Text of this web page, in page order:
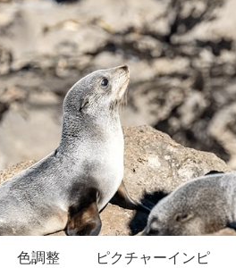
色調整
ピクチャーインピ